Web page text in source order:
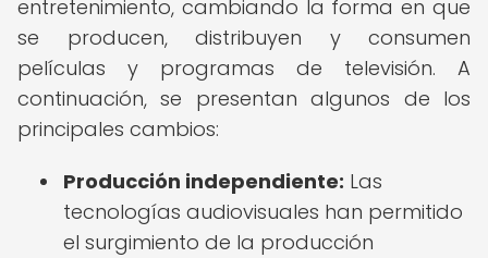
entretenimiento, cambiando la forma en que
se producen, distribuyen y consumen
películas y programas de televisión. A
continuación, se presentan algunos de los
principales cambios:
Producción independiente: Las
tecnologías audiovisuales han permitido
el surgimiento de la producción